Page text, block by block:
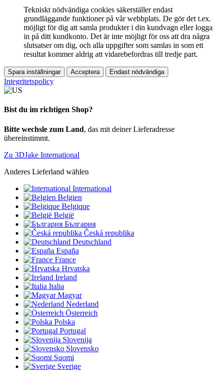
Tekniskt nödvändiga cookies säkerställer endast
grundläggande funktioner på vår webbplats. De gör det t.ex.
möjligt för dig att samla produkter i din kundvagn eller logga
in på ditt kundkonto. Det är inte möjligt för oss att dra några
slutsatser om dig, och alla uppgifter som samlas in som ett
resultat kommer aldrig att vidarebefordras till tredje part.
Spara inställningar Acceptera Endast nödvändiga
Integritetspolicy
Bist du im richtigen Shop?
Bitte wechsle zum Land, das mit deiner Lieferadresse
übereinstimmt.
Zu 3DJake International
Anderes Lieferland wählen
International
Belgien
Belgique
België
България
Česká republika
Deutschland
España
France
Hrvatska
Ireland
Italia
Magyar
Nederland
Österreich
Polska
Portugal
Slovenija
Slovensko
Suomi
Sverige